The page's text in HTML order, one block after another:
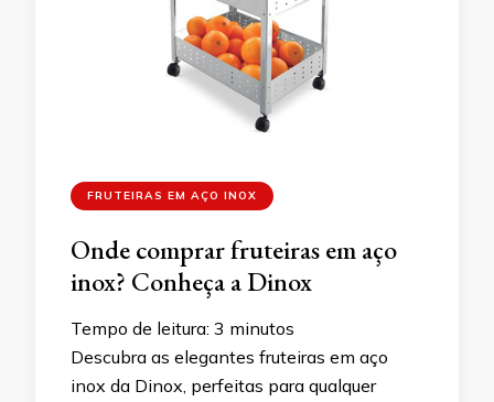
FRUTEIRAS EM AÇO INOX
Onde comprar fruteiras em aço
inox? Conheça a Dinox
Tempo de leitura: 3 minutos
Descubra as elegantes fruteiras em aço
inox da Dinox, perfeitas para qualquer